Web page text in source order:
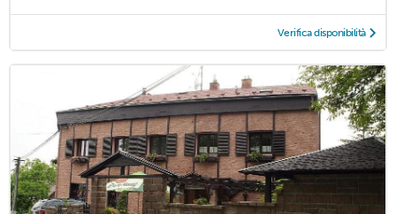
Verifica disponibilità